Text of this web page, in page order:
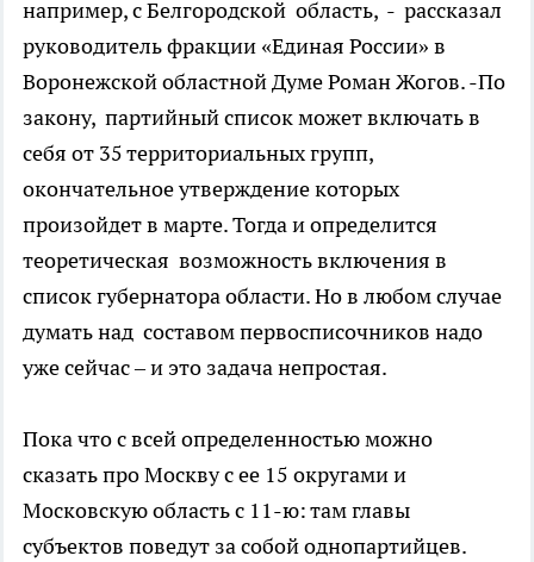
например, с Белгородской область, - рассказал
руководитель фракции «Единая России» в
Воронежской областной Думе Роман Жогов. -По
закону, партийный список может включать в
себя от 35 территориальных групп,
окончательное утверждение которых
произойдет в марте. Тогда и определится
теоретическая возможность включения в
список губернатора области. Но в любом случае
думать над составом первосписочников надо
уже сейчас – и это задача непростая.
Пока что с всей определенностью можно
сказать про Москву с ее 15 округами и
Московскую область с 11-ю: там главы
субъектов поведут за собой однопартийцев.